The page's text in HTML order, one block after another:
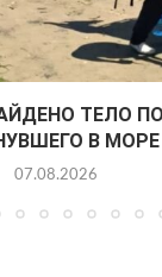
ТЕЛО
В МОРЕ
07.08.2026